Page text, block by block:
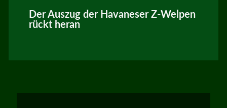
Der Auszug der Havaneser Z-Welpen
rückt heran